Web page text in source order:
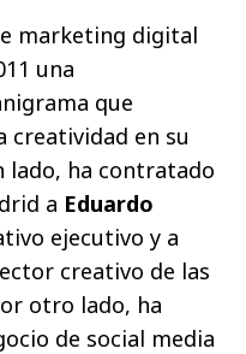
marketing digital
una
que
creatividad en su
lado, ha contratado
a Eduardo
ejecutivo y a
creativo de las
otro lado, ha
de social media